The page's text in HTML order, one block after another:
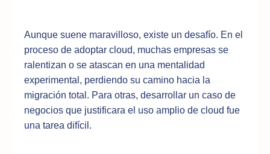
Aunque suene maravilloso, existe un desafío. En el
proceso de adoptar cloud, muchas empresas se
ralentizan o se atascan en una mentalidad
experimental, perdiendo su camino hacia la
migración total. Para otras, desarrollar un caso de
negocios que justificara el uso amplio de cloud fue
una tarea difícil.